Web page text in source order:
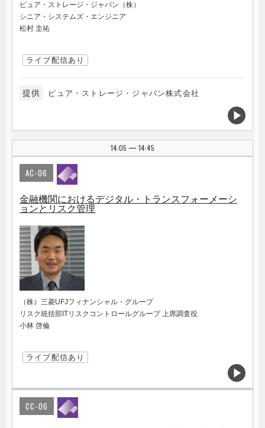
ピュア・ストレージ・ジャパン（株）
シニア・システムズ・エンジニア
松村 圭祐
ライブ配信あり
提供 ピュア・ストレージ・ジャパン株式会社
14:05 | 14:45
AC-06
金融機関におけるデジタル・トランスフォーメーシ
ョンとリスク管理
（株）三菱UFJフィナンシャル・グループ
リスク統括部ITリスクコントロールグループ 上席調査役
小林 啓倫
ライブ配信あり
CC-06